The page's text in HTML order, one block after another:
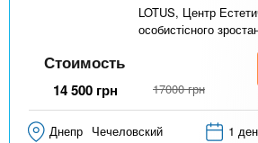
LOTUS, Центр
особистісного
Стоимость
14 500 грн 17000 грн
Днепр Чечеловский 1